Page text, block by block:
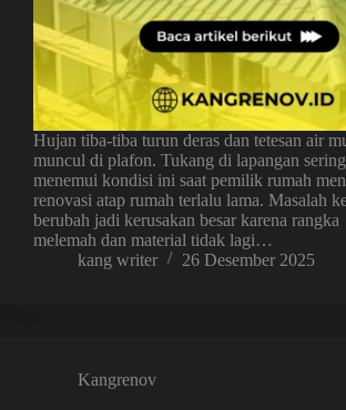
Hujan tiba-tiba turun deras dan tetesan air
muncul di plafon. Tukang di lapangan sering
menemui kondisi ini saat pemilik rumah
renovasi atap rumah terlalu lama. Masalah
berubah jadi kerusakan besar karena rangka
melemah dan material tidak lagi…
kang writer
26 Desember 2025
Kangrenov